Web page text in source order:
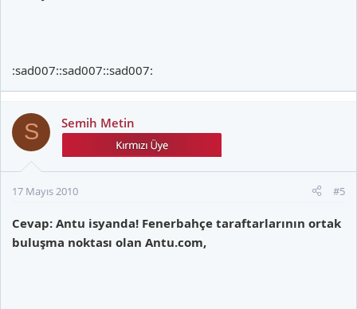
:sad007::sad007::sad007:
S Semih Metin
17 Mayıs 2010 #5
Cevap: Antu isyanda! Fenerbahçe taraftarlarının ortak
buluşma noktası olan Antu.com,